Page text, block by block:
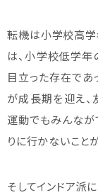
転機は小学校高学
は、小学校低学
目立った存在であ
が成長期を迎え、
運動でもみんなが
りに行かないこと
そしてインドア派